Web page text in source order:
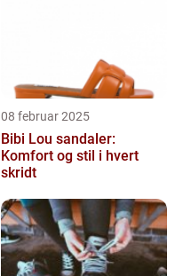
08 februar 2025
Bibi Lou sandaler:
Komfort og stil i hvert
skridt